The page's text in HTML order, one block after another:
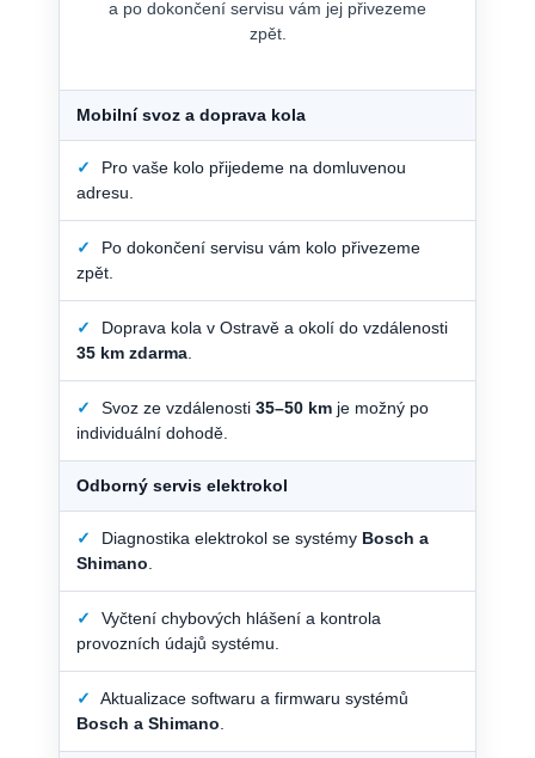
a po dokončení servisu vám jej přivezeme
zpět.
Mobilní svoz a doprava kola
✓
Pro vaše kolo přijedeme na domluvenou
adresu.
✓
Po dokončení servisu vám kolo přivezeme
zpět.
✓
Doprava kola v Ostravě a okolí do vzdálenosti
35 km zdarma
✓ Svoz ze vzdálenosti 35–50 km je možný po
individuální dohodě.
Odborný servis elektrokol
✓ Diagnostika elektrokol se systémy Bosch a
Shimano
✓
Vyčtení chybových hlášení a kontrola
provozních údajů systému.
✓
Aktualizace softwaru a firmwaru systémů
Bosch a Shimano